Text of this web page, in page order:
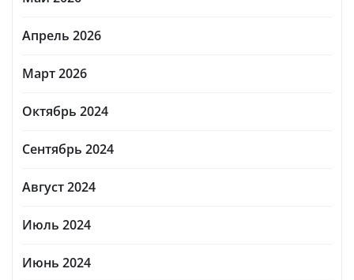
Апрель 2026
Март 2026
Октябрь 2024
Сентябрь 2024
Август 2024
Июль 2024
Июнь 2024